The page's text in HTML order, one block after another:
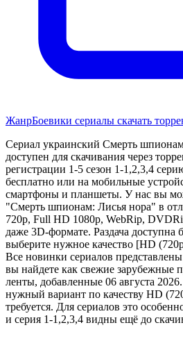
ЖанрБоевики сериалы скачать
Сериал украинский Смерть
доступен для скачивания через
регистрации 1-5 сезон 1-1,2,3,4
бесплатно или на мобильные
смартфоны и планшеты. У нас вы
"Смерть шпионам: Лисья нора" в
720p, Full HD 1080p, WebRip,
даже 3D-формате. Раздача доступна
выберите нужное качество [HD
Все новинки сериалов представлены
вы найдете как свежие зарубежные
ленты, добавленные 06 августа
нужный вариант по качеству HD
требуется. Для сериалов это
и серия 1-1,2,3,4 видны ещё до